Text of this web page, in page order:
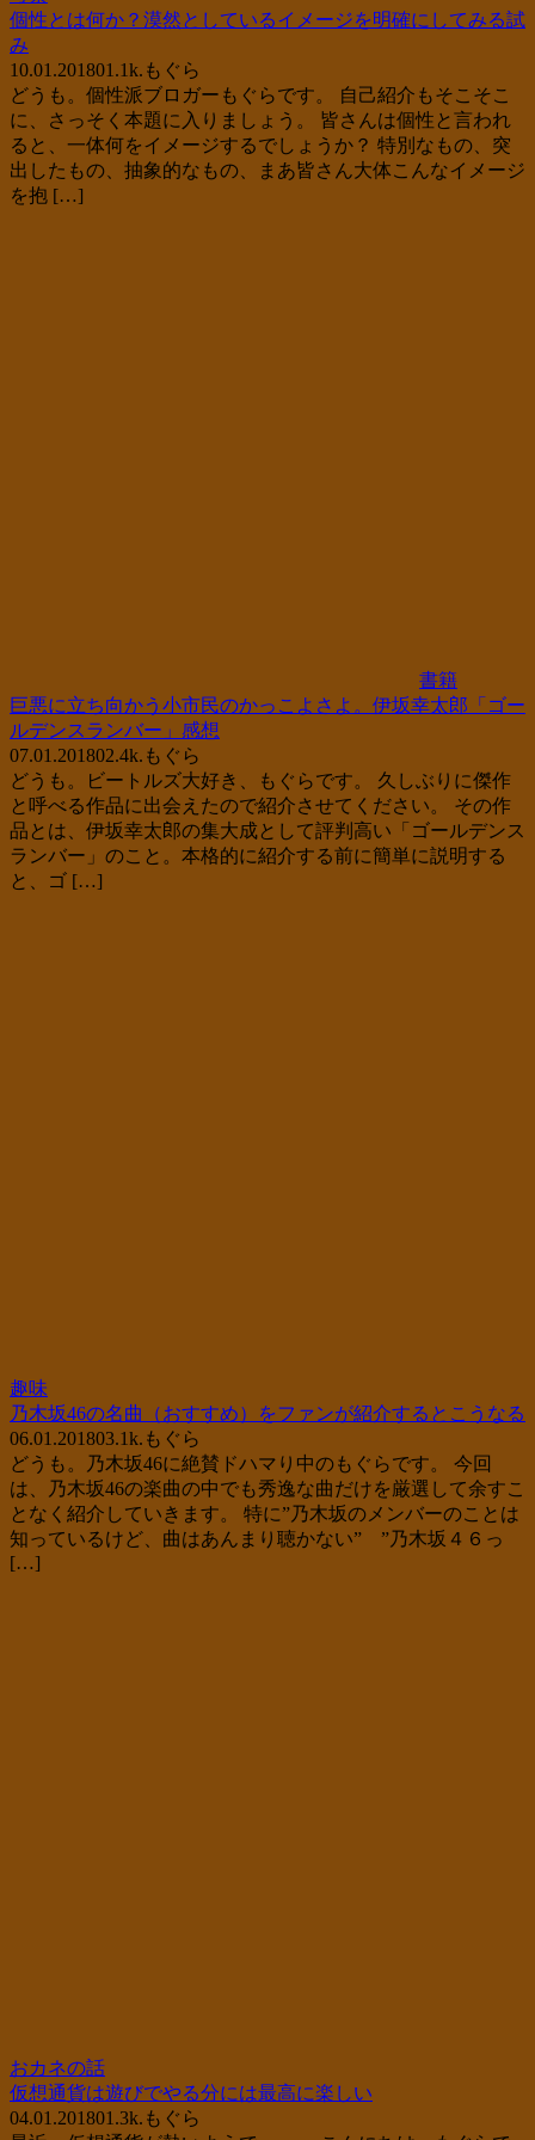
個性とは何か？漠然としているイメージを明確にしてみる試
み
10.01.201801.1k. もぐら
どうも。個性派ブロガーもぐらです。 自己紹介もそこそこ
に、さっそく本題に入りましょう。 皆さんは個性と言われ
ると、一体何をイメージするでしょうか？ 特別なもの、突
出したもの、抽象的なもの、まあ皆さん大体こんなイメージ
を抱 […]
書籍
巨悪に立ち向かう小市民のかっこよさよ。伊坂幸太郎「ゴー
ルデンスランバー」感想
07.01.201802.4k. もぐら
どうも。ビートルズ大好き、もぐらです。 久しぶりに傑作
と呼べる作品に出会えたので紹介させてください。 その作
品とは、伊坂幸太郎の集大成として評判高い「ゴールデンス
ランバー」のこと。本格的に紹介する前に簡単に説明する
と、ゴ […]
趣味
乃木坂46の名曲（おすすめ）をファンが紹介するとこうなる
06.01.201803.1k. もぐら
どうも。乃木坂46に絶賛ドハマり中のもぐらです。 今回
は、乃木坂46の楽曲の中でも秀逸な曲だけを厳選して余すこ
となく紹介していきます。 特に”乃木坂のメンバーのことは
知っているけど、曲はあんまり聴かない” ”乃木坂４６っ
[…]
おカネの話
仮想通貨は遊びでやる分には最高に楽しい
04.01.201801.3k. もぐら